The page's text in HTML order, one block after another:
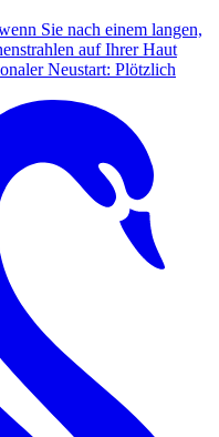
Sie nach einem langen,
auf Ihrer Haut
Neustart: Plötzlich